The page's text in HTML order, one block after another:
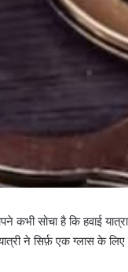
कभी सोचा है कि हवाई
ने सिर्फ़ एक ग्लास के